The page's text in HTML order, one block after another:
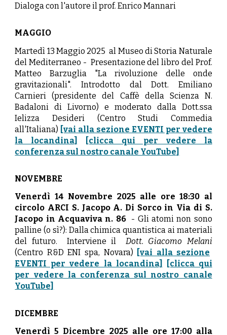
Dialoga con l'autore il prof. Enrico Mannari
MAGGIO
Martedì 13 Maggio 2025 al Museo di Storia Naturale
del Mediterraneo - Presentazione del libro del Prof.
Matteo Barzuglia "La rivoluzione delle onde
gravitazionali". Introdotto dal Dott. Emiliano
Carnieri (presidente del Caffè della Scienza N.
Badaloni di Livorno) e moderato dalla Dott.ssa
Ielizza Desideri (Centro Studi Commedia
all'Italiana) [vai alla sezione EVENTI per vedere
la locandina]
[clicca qui per vedere la
conferenza sul nostro canale YouTube]
NOVEMBRE
Venerdì 14 Novembre 2025 alle ore 18:30 al
circolo ARCI S. Jacopo A. Di Sorco in Via di S.
Jacopo in Acquaviva n. 86 - Gli atomi non sono
palline (o sì?): Dalla chimica quantistica ai materiali
del futuro. Interviene il
Dott. Giacomo Melani
(Centro R&D ENI spa, Novara)
[vai alla sezione
EVENTI per vedere la locandina]
[clicca qui
per vedere la conferenza sul nostro canale
YouTube]
DICEMBRE
Venerdì5 Dicembre 2025 alle ore 17:00 alla